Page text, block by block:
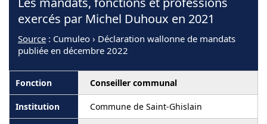
exercés par Michel Duhoux en 2021
Source : Cumuleo › Déclaration wallonne de mandats
publiée en décembre 2022
Conseiller communal
Commune de Saint-Ghislain